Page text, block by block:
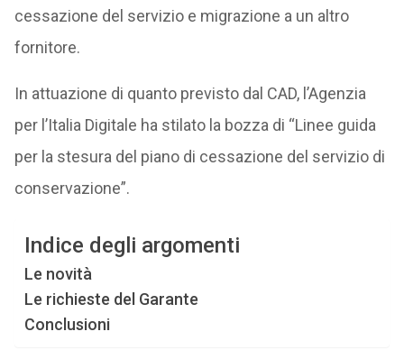
cessazione del servizio e migrazione a un altro
fornitore.
In attuazione di quanto previsto dal CAD, l’Agenzia
per l’Italia Digitale ha stilato la bozza di “Linee guida
per la stesura del piano di cessazione del servizio di
conservazione”.
Indice degli argomenti
Le novità
Le richieste del Garante
Conclusioni